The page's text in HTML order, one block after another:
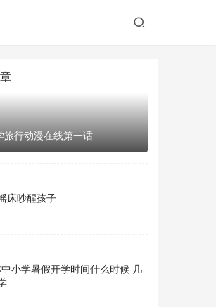
旅行动漫在线第一话
床吵醒孩子
小学暑假开学时间什么时候 几